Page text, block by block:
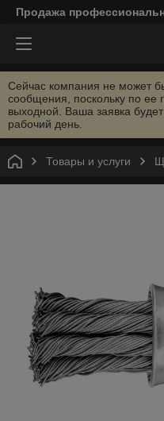
Продажа
Сейчас компания не может
сообщения, поскольку по ее
выходной. Ваша заявка
рабочий день.
Товары и услуги